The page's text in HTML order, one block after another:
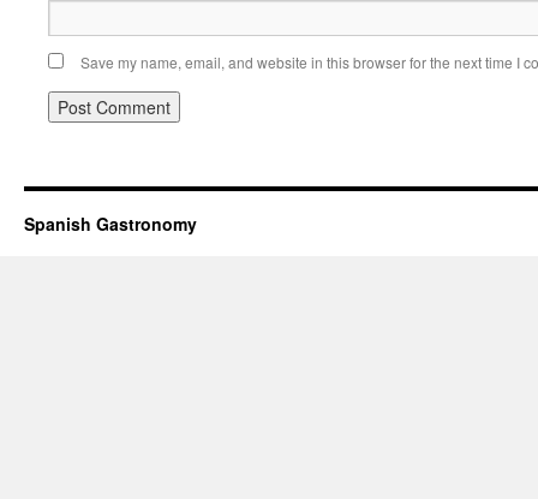
Save my name, email, and website in this browser for the next time I
Spanish Gastronomy